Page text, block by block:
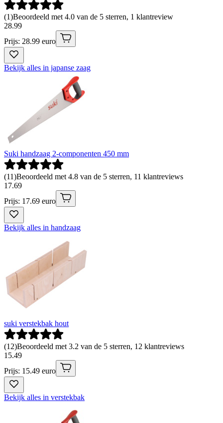
(1)Beoordeeld met 4.0 van de 5 sterren, 1 klantreview
28.99
Prijs: 28.99 euro
Bekijk alles in japanse zaag
Suki handzaag 2-componenten 450 mm
(11)Beoordeeld met 4.8 van de 5 sterren, 11 klantreviews
17.69
Prijs: 17.69 euro
Bekijk alles in handzaag
suki verstekbak hout
(12)Beoordeeld met 3.2 van de 5 sterren, 12 klantreviews
15.49
Prijs: 15.49 euro
Bekijk alles in verstekbak